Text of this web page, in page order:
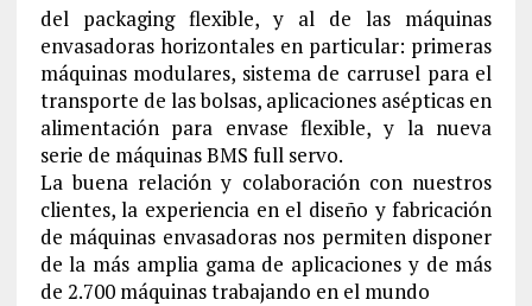
del packaging flexible, y al de las máquinas
envasadoras horizontales en particular: primeras
máquinas modulares, sistema de carrusel para el
transporte de las bolsas, aplicaciones asépticas en
alimentación para envase flexible, y la nueva
serie de máquinas BMS full servo.
La buena relación y colaboración con nuestros
clientes, la experiencia en el diseño y fabricación
de máquinas envasadoras nos permiten disponer
de la más amplia gama de aplicaciones y de más
de 2.700 máquinas trabajando en el mundo